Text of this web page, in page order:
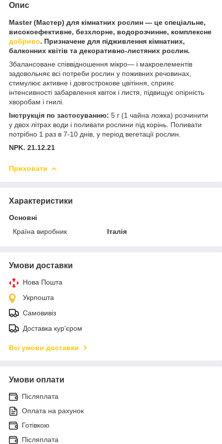
Опис
Master (Мастер) для кімнатних рослин — це спеціальне,
високоефективне, безхлорне, водорозчинне, комплексне
добриво. Призначене для підживлення кімнатних,
балконних квітів та декоративно-листяних рослин.
Збалансоване співвідношення мікро— і макроелементів
задовольняє всі потреби рослин у поживних речовинах,
стимулює активне і довгострокове цвітіння, сприяє
інтенсивності забарвлення квіток і листя, підвищує опірність
хворобам і гнилі.
Інструкція по застосуванню: 5 г (1 чайна ложка) розчинити
у двох літрах води і поливати рослини під корінь. Поливати
потрібно 1 раз в 7-10 днів, у період вегетації рослин.
NPK. 21.12.21
Приховати
Характеристики
Основні
Країна виробник
Італія
Умови доставки
Нова Пошта
Укрпошта
Самовивіз
Доставка кур'єром
Всі умови доставки
Умови оплати
Післяплата
Оплата на рахунок
Готівкою
Післяплата